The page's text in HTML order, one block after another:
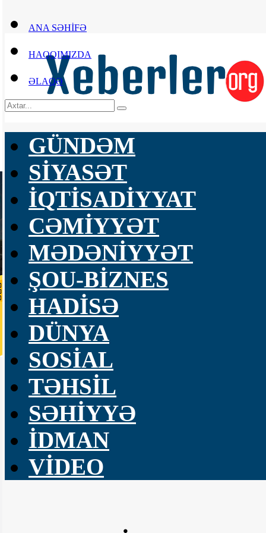
ANA SƏHİFƏ
HAQQIMIZDA
ƏLAQƏ
GÜNDƏM
SİYASƏT
İQTİSADİYYAT
CƏMİYYƏT
MƏDƏNİYYƏT
ŞOU-BİZNES
HADİSƏ
DÜNYA
SOSİAL
TƏHSİL
SƏHİYYƏ
İDMAN
VİDEO